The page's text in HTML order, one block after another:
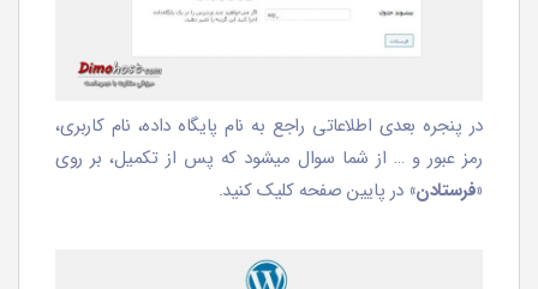
در پنجره بعدی اطلاعاتی راجع به نام پایگاه داده، نام کاربری،
رمز عبور و … از شما سوال میشود که پس از تکمیل، بر روی
«فرستادن» در پایین صفحه کلیک کنید.